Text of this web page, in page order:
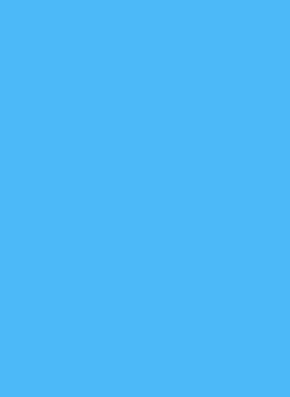
УПРАВУ
ОБАВЕШТЕЊА
УРБАНИЗАМ
ПИТАЊЕ